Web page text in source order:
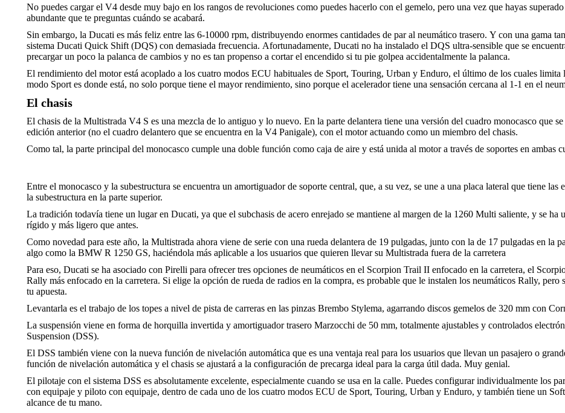
No puedes cargar el V4 desde muy bajo en los rangos de revoluciones como puedes hacerlo con el gemelo, pero una vez que hayas
abundante que te preguntas cuándo se acabará.
Sin embargo, la Ducati es más feliz entre las 6-10000 rpm, distribuyendo enormes cantidades de par al neumático trasero. Y con una gama
sistema Ducati Quick Shift (DQS) con demasiada frecuencia. Afortunadamente, Ducati no ha instalado el DQS ultra-sensible que se
precargar un poco la palanca de cambios y no es tan propenso a cortar el encendido si tu pie golpea accidentalmente la palanca.
El rendimiento del motor está acoplado a los cuatro modos ECU habituales de Sport, Touring, Urban y Enduro, el último de los cuales
modo Sport es donde está, no solo porque tiene el mayor rendimiento, sino porque el acelerador tiene una sensación cercana al 1-1 en el
El chasis
El chasis de la Multistrada V4 S es una mezcla de lo antiguo y lo nuevo. En la parte delantera tiene una versión del cuadro monocasco que
edición anterior (no el cuadro delantero que se encuentra en la V4 Panigale), con el motor actuando como un miembro del chasis.
Como tal, la parte principal del monocasco cumple una doble función como caja de aire y está unida al motor a través de soportes en ambas
Entre el monocasco y la subestructura se encuentra un amortiguador de soporte central, que, a su vez, se une a una placa lateral que tiene
la subestructura en la parte superior.
La tradición todavía tiene un lugar en Ducati, ya que el subchasis de acero enrejado se mantiene al margen de la 1260 Multi saliente, y se ha
rígido y más ligero que antes.
Como novedad para este año, la Multistrada ahora viene de serie con una rueda delantera de 19 pulgadas, junto con la de 17 pulgadas en la
algo como la BMW R 1250 GS, haciéndola más aplicable a los usuarios que quieren llevar su Multistrada fuera de la carretera
Para eso, Ducati se ha asociado con Pirelli para ofrecer tres opciones de neumáticos en el Scorpion Trail II enfocado en la carretera, el
Rally más enfocado en la carretera. Si elige la opción de rueda de radios en la compra, es probable que le instalen los neumáticos Rally,
tu apuesta.
Levantarla es el trabajo de los topes a nivel de pista de carreras en las pinzas Brembo Stylema, agarrando discos gemelos de 320 mm con
La suspensión viene en forma de horquilla invertida y amortiguador trasero Marzocchi de 50 mm, totalmente ajustables y controlados
Suspension (DSS).
El DSS también viene con la nueva función de nivelación automática que es una ventaja real para los usuarios que llevan un pasajero o
función de nivelación automática y el chasis se ajustará a la configuración de precarga ideal para la carga útil dada. Muy genial.
El pilotaje con el sistema DSS es absolutamente excelente, especialmente cuando se usa en la calle. Puedes configurar individualmente los
con equipaje y piloto con equipaje, dentro de cada uno de los cuatro modos ECU de Sport, Touring, Urban y Enduro, y también tiene un
alcance de tu mano.